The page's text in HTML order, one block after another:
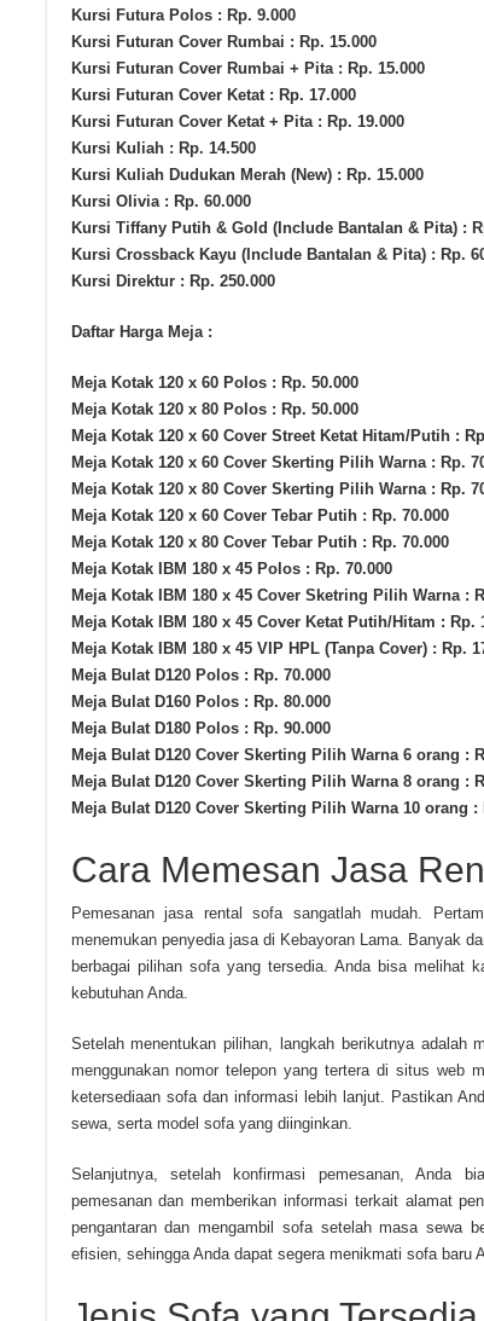
Kursi Futura Polos : Rp. 9.000
Kursi Futuran Cover Rumbai : Rp. 15.000
Kursi Futuran Cover Rumbai + Pita : Rp. 15.000
Kursi Futuran Cover Ketat : Rp. 17.000
Kursi Futuran Cover Ketat + Pita : Rp. 19.000
Kursi Kuliah : Rp. 14.500
Kursi Kuliah Dudukan Merah (New) : Rp. 15.000
Kursi Olivia : Rp. 60.000
Kursi Tiffany Putih & Gold (Include Bantalan & Pita) :
Kursi Crossback Kayu (Include Bantalan & Pita) : Rp.
Kursi Direktur : Rp. 250.000
Daftar Harga Meja :
Meja Kotak 120 x 60 Polos : Rp. 50.000
Meja Kotak 120 x 80 Polos : Rp. 50.000
Meja Kotak 120 x 60 Cover Street Ketat Hitam/Putih :
Meja Kotak 120 x 60 Cover Skerting Pilih Warna : Rp.
Meja Kotak 120 x 80 Cover Skerting Pilih Warna : Rp.
Meja Kotak 120 x 60 Cover Tebar Putih : Rp. 70.000
Meja Kotak 120 x 80 Cover Tebar Putih : Rp. 70.000
Meja Kotak IBM 180 x 45 Polos : Rp. 70.000
Meja Kotak IBM 180 x 45 Cover Sketring Pilih Warna :
Meja Kotak IBM 180 x 45 Cover Ketat Putih/Hitam : Rp.
Meja Kotak IBM 180 x 45 VIP HPL (Tanpa Cover) : Rp.
Meja Bulat D120 Polos : Rp. 70.000
Meja Bulat D160 Polos : Rp. 80.000
Meja Bulat D180 Polos : Rp. 90.000
Meja Bulat D120 Cover Skerting Pilih Warna 6 orang :
Meja Bulat D120 Cover Skerting Pilih Warna 8 orang :
Meja Bulat D120 Cover Skerting Pilih Warna 10 orang :
Cara Memesan Jasa
Pemesanan jasa rental sofa sangatlah mudah.
menemukan penyedia jasa di Kebayoran Lama. Banyak
berbagai pilihan sofa yang tersedia. Anda bisa melihat
kebutuhan Anda.
Setelah menentukan pilihan, langkah berikutnya adalah
menggunakan nomor telepon yang tertera di situs web
ketersediaan sofa dan informasi lebih lanjut. Pastikan
sewa, serta model sofa yang diinginkan.
Selanjutnya, setelah konfirmasi pemesanan, Anda
pemesanan dan memberikan informasi terkait alamat
pengantaran dan mengambil sofa setelah masa sewa
efisien, sehingga Anda dapat segera menikmati sofa baru